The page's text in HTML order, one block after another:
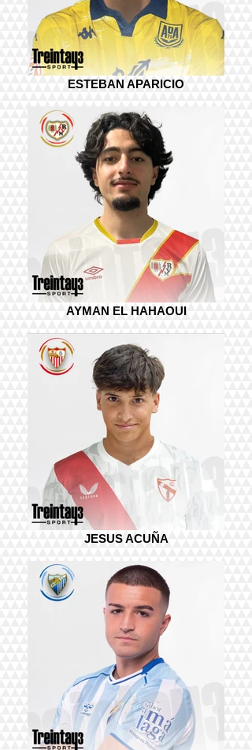
ESTEBAN APARICIO
AYMAN EL HAHAOUI
JESUS ACUÑA